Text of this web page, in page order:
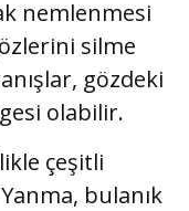
nemlenmesi
silme
gözdeki
olabilir.
çeşitli
bulanık